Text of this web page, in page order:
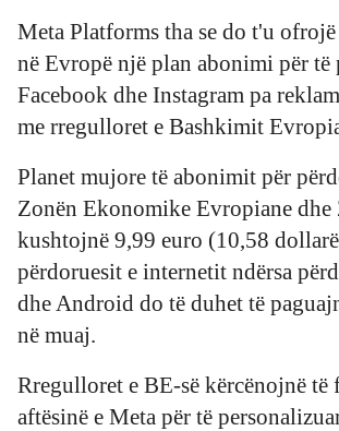
Meta Platforms tha se do t'u
në Evropë një plan abonimi për të
Facebook dhe Instagram pa
me rregulloret e Bashkimit
Planet mujore të abonimit për
Zonën Ekonomike Evropiane dhe
kushtojnë 9,99 euro (10,58
përdoruesit e internetit ndërsa
dhe Android do të duhet të
në muaj.
Rregulloret e BE-së kërcënojnë të
aftësinë e Meta për të